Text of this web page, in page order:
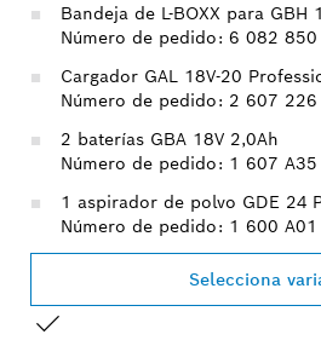
Bandeja de L-BOXX para GBH
Número de pedido: 6 082 850
Cargador GAL 18V-20
Número de pedido: 2 607 226
2 baterías GBA 18V 2,0Ah
Número de pedido: 1 607 A35
1 aspirador de polvo GDE 24
Número de pedido: 1 600 A01
Selecciona